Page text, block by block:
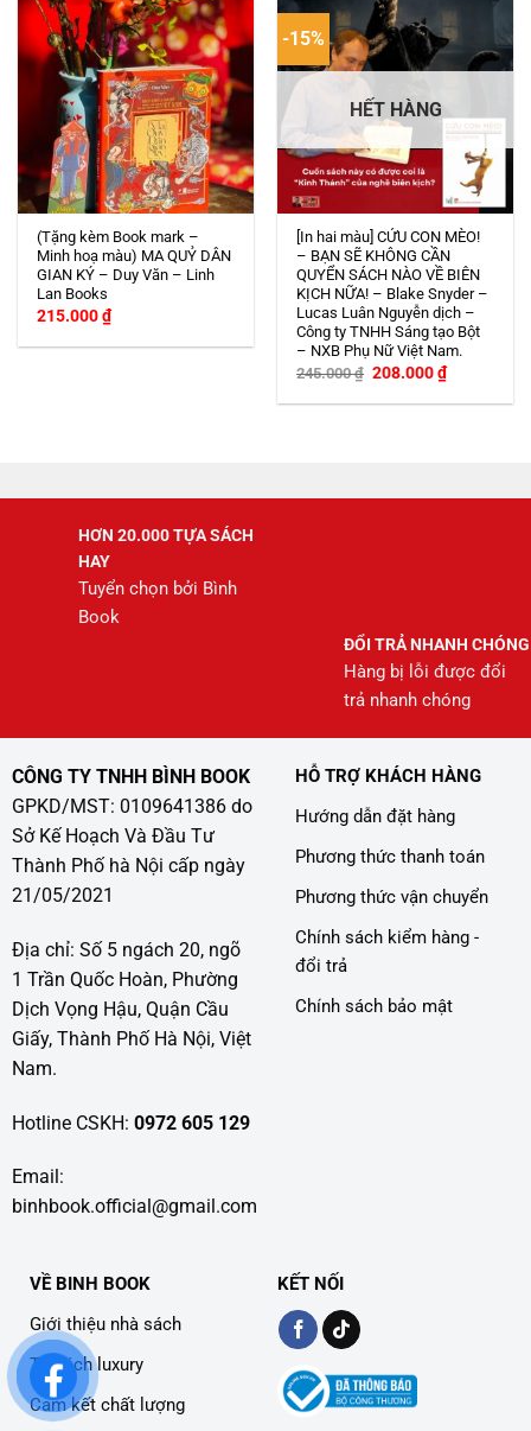
(Tặng kèm Book mark –
Minh hoạ màu) MA QUỶ DÂN
GIAN KÝ – Duy Văn – Linh
Lan Books
215.000₫
-15%
HẾT HÀNG
[In hai màu] CỨU CON MÈO!
– BẠN SẼ KHÔNG CẦN
QUYỂN SÁCH NÀO VỀ BIÊN
KỊCH NỮA! – Blake Snyder –
Lucas Luân Nguyễn dịch –
Công ty TNHH Sáng tạo Bột
– NXB Phụ Nữ Việt Nam.
245.000₫ Giá
là:
208.000₫Giá
hiện
tại
HƠN 20.000 TỰA SÁCH
HAY
Tuyển chọn bởi Bình
Book
ĐỔI TRẢ NHANH CHÓNG
Hàng bị lỗi được đổi
trả nhanh chóng
CÔNG TY TNHH BÌNH BOOK
GPKD/MST: 0109641386 do
Sở Kế Hoạch Và Đầu Tư
Thành Phố hà Nội cấp ngày
21/05/2021
Địa chỉ: Số 5 ngách 20, ngõ
1 Trần Quốc Hoàn, Phường
Dịch Vọng Hậu, Quận Cầu
Giấy, Thành Phố Hà Nội, Việt
Nam.
Hotline CSKH: 0972 605 129
Email:
binhbook.official@gmail.com
HỖ TRỢ KHÁCH HÀNG
Hướng dẫn đặt hàng
Phương thức thanh toán
Phương thức vận chuyển
Chính sách kiểm hàng -
đổi trả
Chính sách bảo mật
VỀ BINH BOOK
Giới thiệu nhà sách
Tủ sách luxury
Cam kết chất lượng
KẾT NỐI